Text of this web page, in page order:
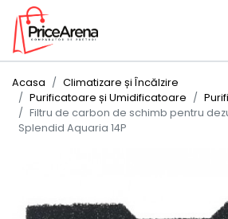
Acasa
Climatizare și Încălzire
Purificatoare și Umidificatoare
Filtru de carbon de schimb pentru
Splendid Aquaria 14P